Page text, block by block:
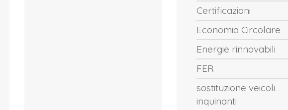
Certificazioni
Economia Circolare
Energie rinnovabili
FER
sostituzione veicoli
inquinanti